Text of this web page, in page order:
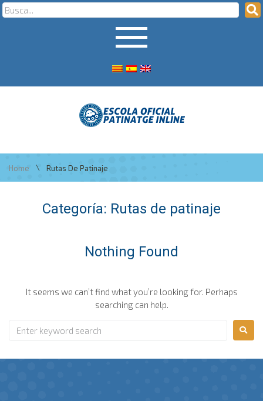
Home \ Rutas De Patinaje
Categoría: Rutas de patinaje
Nothing Found
It seems we can’t find what you’re looking for. Perhaps
searching can help.